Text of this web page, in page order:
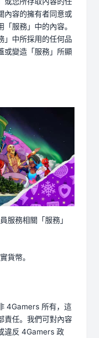
內容的擁有者同意或
服務」中的內容。
」中所採用的任何品
或變造「服務」所顯
服務相關「服務」
貨幣。
4Gamers 所有，這
責任。我們可對內容
違反 4Gamers 政